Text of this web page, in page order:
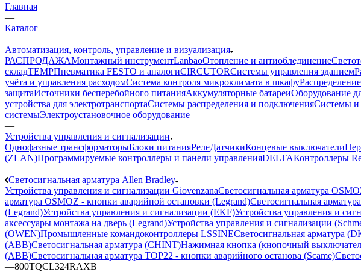
Главная
—
Каталог
—
Автоматизация, контроль, управление и визуализация
РАСПРОДАЖАМонтажный инструментLanbaoОтопление и антиоблединение
складTEMPПневматика FESTO и аналогиCIRCUTORСистемы управления зданием
учёта и управления расходомСистема контроля микроклимата в шкафу
защитаИсточники бесперебойного питанияАккумуляторные батареиОборудование
устройства для электротранспортаСистемы распределения и подключенияСистемы и
системыЭлектроустановочное оборудование
—
Устройства управления и сигнализации
Однофазные трансформаторыБлоки питанияРелеДатчикиКонцевые выключатели
(ZLAN)Программируемые контроллеры и панели управленияDELTAКонтроллеры
—
Светосигнальная арматура Allen Bradley
Устройства управления и сигнализации GiovenzanaСветосигнальная арматура
арматура OSMOZ - кнопки аварийной остановки (Legrand)Светосигнальная
(Legrand)Устройства управления и сигнализации (EKF)Устройства управления и
аксессуары монтажа на дверь (Legrand)Устройства управления и сигнализации
(OWEN)Промышленные командоконтроллеры LSSINEСветосигнальная арматура
(ABB)Светосигнальная арматура (CHINT)Нажимная кнопка (кнопочный
(ABB)Светосигнальная арматура TOP22 - кнопки аварийного останова (Scame)
—800TQCL324RAXB